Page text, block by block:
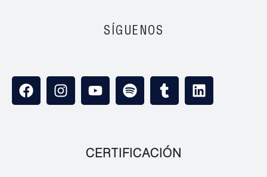
SÍGUENOS
CERTIFICACIÓN